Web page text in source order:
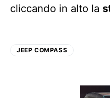
cliccando in alto la
JEEP COMPASS